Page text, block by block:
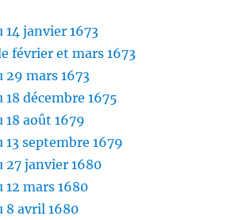
14 janvier 1673
février et mars 1673
29 mars 1673
décembre 1675
août 1679
septembre 1679
27 janvier 1680
mars 1680
8 avril 1680